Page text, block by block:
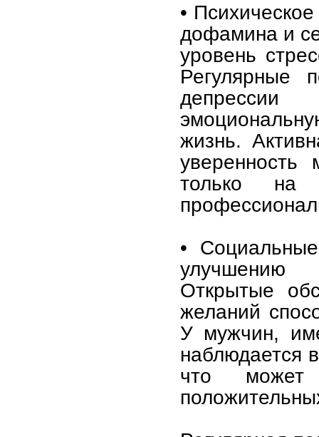
•
дофамина и
уровень
Регулярные
жизнь.
только
•
улучшению
Открытые
желаний
У мужчин,
наблюдается
что может